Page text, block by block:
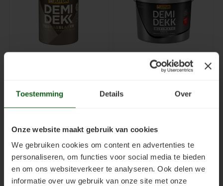
Toestemming Details Over
Onze website maakt gebruik van cookies
We gebruiken cookies om content en advertenties te
personaliseren, om functies voor social media te bieden
en om ons websiteverkeer te analyseren. Ook delen we
informatie over uw gebruik van onze site met onze
brievenbuspost.
NIET MEER TE KOOP -
Duurzame
niet filmvormende half
dekkende beits voor
binnen en buiten. 2 in 1
beits. Toepasbaar op
gevelpanelen, terrassen,
(houtverf) voor binnen en
buiten die de
houtstructuur
onderhoudsintervallen